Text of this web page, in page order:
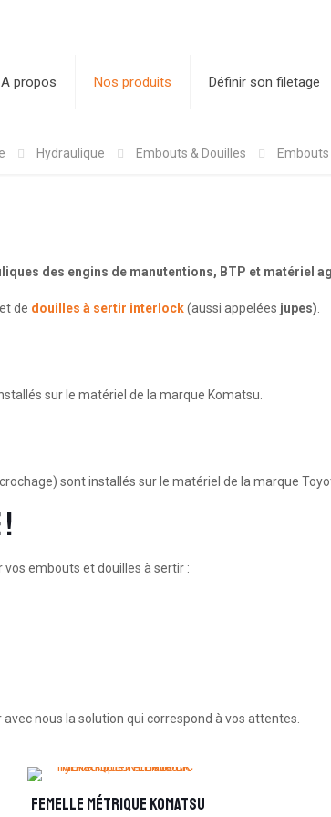
A propos Nos produits Définir son filetage
Hydraulique Embouts & Douilles Embouts
des engins de manutentions, BTP et matériel
et de douilles à sertir interlock(aussi appelées jupes)
sur le matériel de la marque Komatsu.
sont installés sur le matériel de la marque
embouts et douilles à sertir :
nous la solution qui correspond à vos attentes.
Femelle métrique KOMATSU